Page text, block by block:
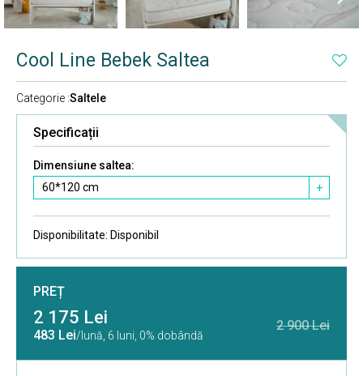
Cool Line Bebek Saltea
Categorie :Saltele
Specificații
Dimensiune saltea:
60*120 cm
+
Disponibilitate: Disponibil
PREȚ
2 175 Lei
483 Lei/lună, 6 luni, 0% dobândă
2 900 Lei